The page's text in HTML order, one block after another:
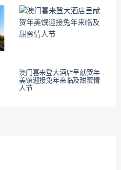
澳门喜来登大酒店呈献贺年
美馔迎接兔年来临及甜蜜情
人节